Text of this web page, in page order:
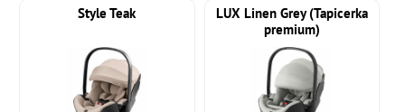
Style Teak
LUX Linen Grey (Tapicerka
premium)